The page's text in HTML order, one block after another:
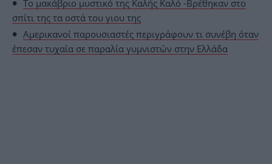
Το μακάβριο μυστικό της Καλής Καλό -Βρέθηκαν στο
σπίτι της τα οστά του γιου της
Αμερικανοί παρουσιαστές περιγράφουν τι συνέβη όταν
έπεσαν τυχαία σε παραλία γυμνιστών στην Ελλάδα